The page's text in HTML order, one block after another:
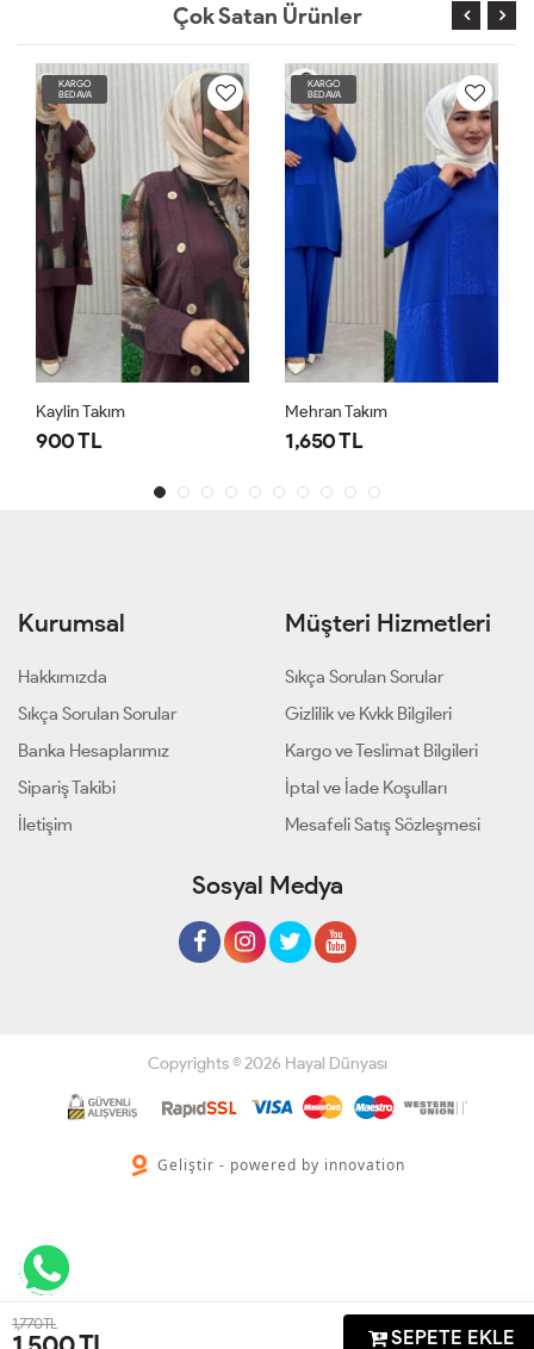
1,770 TL
SEPETE EKLE
Çok Satan Ürünler
KARGO
BEDAVA
Kaylin Takım
900 TL
KARGO
BEDAVA
Mehran Takım
1,650 TL
Kurumsal
Hakkımızda
Sıkça Sorulan Sorular
Banka Hesaplarımız
Sipariş Takibi
İletişim
Müşteri Hizmetleri
Sıkça Sorulan Sorular
Gizlilik ve Kvkk Bilgileri
Kargo ve Teslimat Bilgileri
İptal ve İade Koşulları
Mesafeli Satış Sözleşmesi
Sosyal Medya
Copyrights © 2026 Hayal Dünyası
Geliştir - powered by innovation